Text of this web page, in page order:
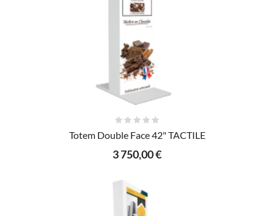
AJOUTER AU PANIER
Totem Double Face 42" TACTILE
3 750,00 €